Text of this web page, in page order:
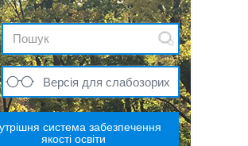
Версія для слабозорих
система забезпечення
якості освіти